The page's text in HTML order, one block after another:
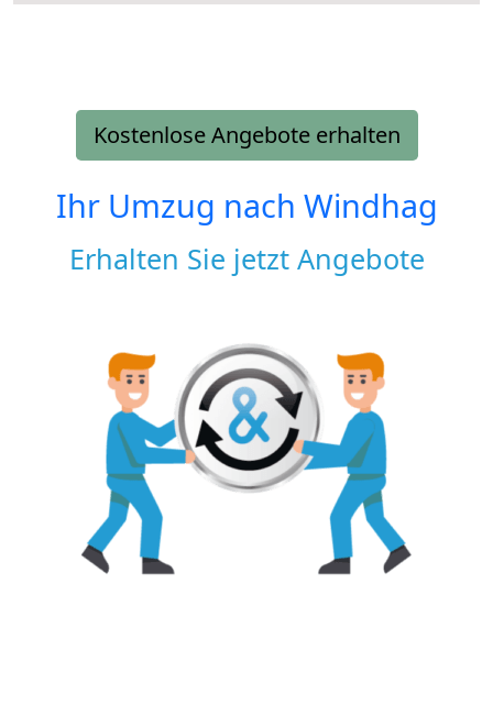
Kostenlose Angebote erhalten
Ihr Umzug nach Windhag
Erhalten Sie jetzt Angebote